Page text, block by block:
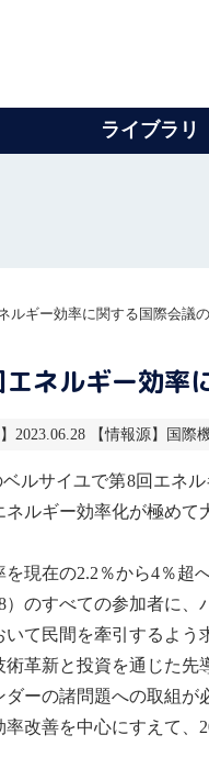
ライブラリ
ルギー効率に関する国際会議
ネルギー効率
2023.06.28 【情報源】国際
ベルサイユで第8回エネ
ルギー効率化が極めて
を現在の2.2％から4％
）のすべての参加者に、
て民間を牽引するよう
革新と投資を通じた先
ーの諸問題への取組が
改善を中心にすえて、